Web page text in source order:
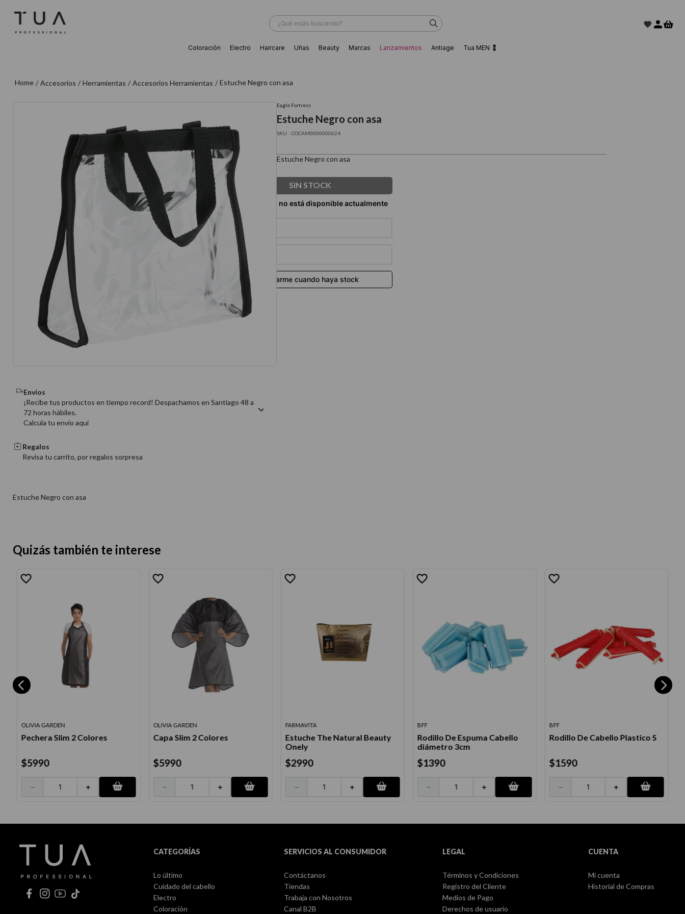
¿Qué estás buscando?
Coloración Electro Haircare Uñas Beauty Marcas Lanzamientos Antiage Tua MEN 💈
Accesorios Herramientas Accesorios Herramientas Estuche Negro con asa
Envíos
¡Recibe tus productos en tiempo record! Despachamos en Santiago 48 a
72 horas hábiles.
Calcula tu envio aquí
Regalos
Revisa tu carrito, por regalos sorpresa
Eagle Fortress
Estuche Negro con asa
: COCAM0000000624
Estuche Negro con asa
SIN STOCK
Estuche Negro con asa
Quizás también te interese
OLIVIA GARDEN
Pechera Slim 2 Colores
$5990
＋
－
OLIVIA GARDEN
Capa Slim 2 Colores
$5990
＋
－
FARMAVITA
Estuche The Natural Beauty
Onely
$2990
＋
－
BFF
Rodillo De Espuma Cabello
diámetro 3cm
$1390
＋
－
BFF
Rodillo De Cabello Plastico S
$1590
＋
－
CATEGORÍAS
Lo último
Cuidado del cabello
Electro
Coloración
SERVICIOS AL CONSUMIDOR
Contáctanos
Tiendas
Trabaja con Nosotros
Canal B2B
LEGAL
Términos y Condiciones
Registro del Cliente
Medios de Pago
Derechos de usuario
CUENTA
Mi cuenta
Historial de Compras
4. shampoo
5. cepillo
gama
secador
8. loreal
acondicionador
10 protector térmico